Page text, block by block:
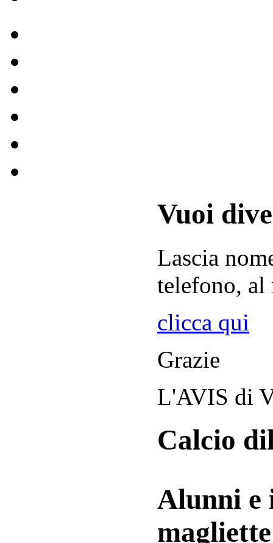
Vuoi
Lascia
telefono, al
clicca qui
Grazie
L'AVIS di
Calcio
Alunni e